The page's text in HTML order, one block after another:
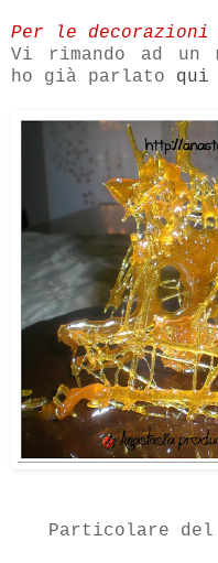
Per le
Vi rimando ad un
ho già parlato qui
Particolare del